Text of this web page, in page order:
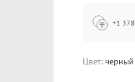
+1
Цвет: черный